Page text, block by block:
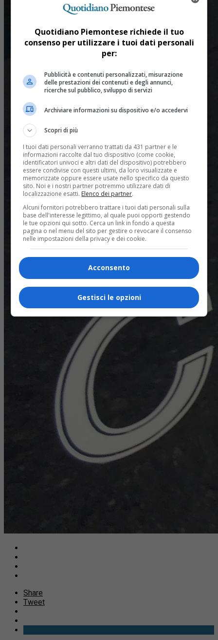
Share
Tweet
Quotidiano Piemontese richiede il tuo
consenso per utilizzare i tuoi dati personali
per:
Pubblicità e contenuti personalizzati, misurazione
delle prestazioni dei contenuti e degli annunci,
ricerche sul pubblico, sviluppo di servizi
Archiviare informazioni su dispositivo e/o accedervi
Scopri di più
I tuoi dati personali verranno trattati da 431 partner e le
informazioni raccolte dal tuo dispositivo (come cookie,
identificatori univoci e altri dati del dispositivo) potrebbero
essere condivise con questi ultimi, da loro visualizzate e
memorizzate oppure essere usate nello specifico da questo
sito. Noi e i nostri partner potremmo utilizzare dati di
localizzazione esatti. Elenco dei partner.
Alcuni fornitori potrebbero trattare i tuoi dati personali sulla
base dell'interesse legittimo, al quale puoi opporti gestendo
le tue opzioni qui sotto. Cerca un link in fondo a questa
pagina o nel menu del sito per gestire o revocare il consenso
nelle impostazioni della privacy e dei cookie.
Acconsento
Gestisci le opzioni